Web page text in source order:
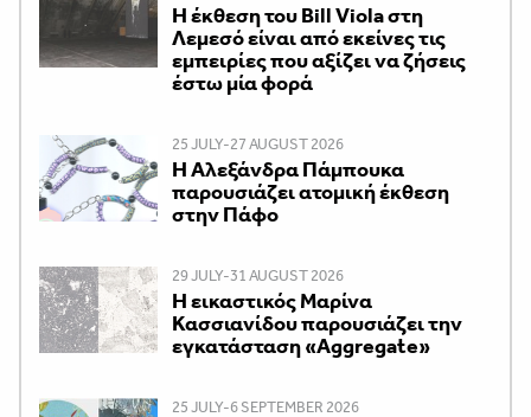
Η έκθεση του Bill Viola στη
Λεμεσό είναι από εκείνες τις
εμπειρίες που αξίζει να ζήσεις
έστω μία φορά
25 JULY-27 AUGUST 2026
Η Αλεξάνδρα Πάμπουκα
παρουσιάζει ατομική έκθεση
στην Πάφο
29 JULY-31 AUGUST 2026
Η εικαστικός Μαρίνα
Κασσιανίδου παρουσιάζει την
εγκατάσταση «Aggregate»
25 JULY-6 SEPTEMBER 2026